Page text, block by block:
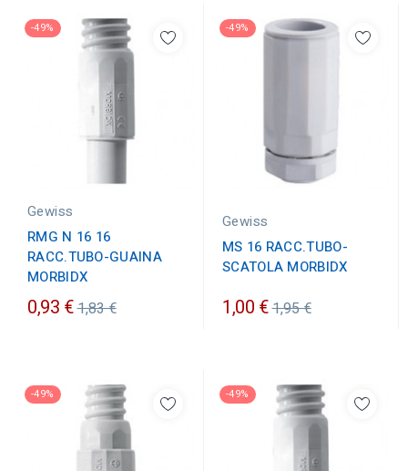
-49%
Gewiss
RMG N 16 16
RACC.TUBO-GUAINA
MORBIDX
0,93 €Prezzo
1,83 €
-49%
Gewiss
MS 16 RACC.TUBO-
SCATOLA MORBIDX
1,00 €Prezzo
1,95 €
-49% -49%